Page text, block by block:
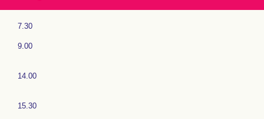
7.30
9.00
14.00
15.30